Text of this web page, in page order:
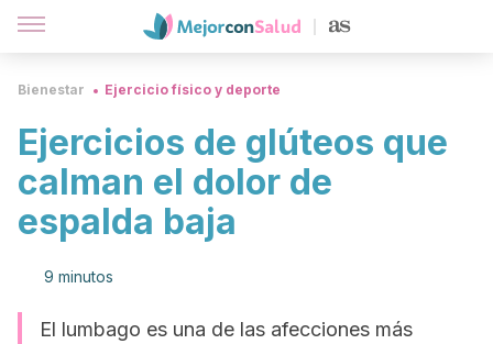
Bienestar Ejercicio físico y deporte
Ejercicios de glúteos que
calman el dolor de
espalda baja
9 minutos
El lumbago es una de las afecciones más